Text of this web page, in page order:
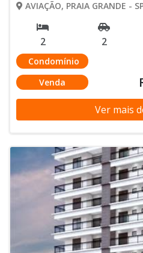
AVIAÇÃO, PRAIA GRANDE -
2 2
Condomínio
Venda
Ver mais